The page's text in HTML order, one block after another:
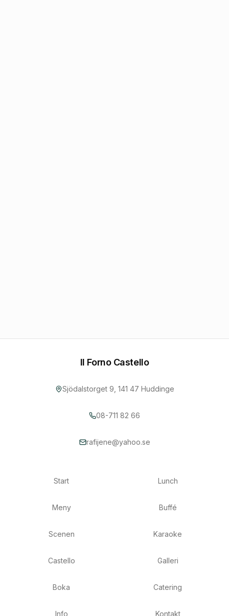
Il Forno Castello
Sjödalstorget 9, 141 47 Huddinge
08-711 82 66
rafijene@yahoo.se
Start Lunch
Meny Buffé
Scenen Karaoke
Castello Galleri
Boka Catering
Info Kontakt